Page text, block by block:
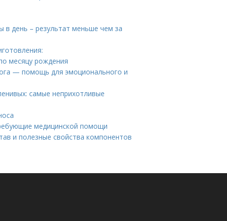
в день – результат меньше чем за
месяцу рождения
— помощь для эмоционального и
самые неприхотливые
медицинской помощи
и полезные свойства компонентов